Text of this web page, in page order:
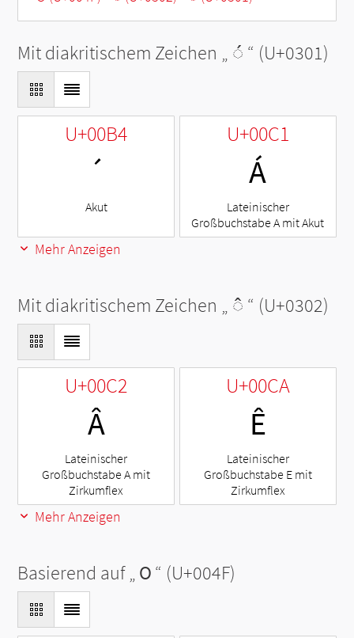
Mit diakritischem Zeichen „ ◌́ “ (U+0301)
U+00B4
´
Akut
U+00C1
Á
Lateinischer
Großbuchstabe A mit Akut
Mehr Anzeigen
Mit diakritischem Zeichen „ ◌̂ “ (U+0302)
U+00C2
Â
Lateinischer
Großbuchstabe A mit
Zirkumflex
U+00CA
Ê
Lateinischer
Großbuchstabe E mit
Zirkumflex
Mehr Anzeigen
Basierend auf „O“ (U+004F)